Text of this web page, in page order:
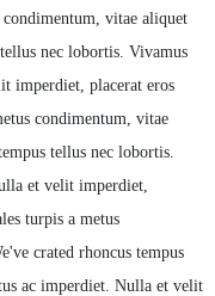
vitae aliquet
nec lobortis. Vivamus
imperdiet, placerat eros
condimentum, vitae
tellus nec lobortis.
et velit imperdiet,
turpis a metus
crated rhoncus tempus
ac imperdiet. Nulla et velit